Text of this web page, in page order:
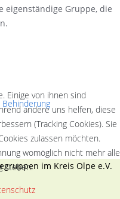
eigenständige Gruppe, die
im Kreis Olpe e.V.
Einige von ihnen sind
andere uns helfen, diese
(Tracking Cookies). Sie
zulassen möchten.
womöglich nicht mehr alle
stehen.